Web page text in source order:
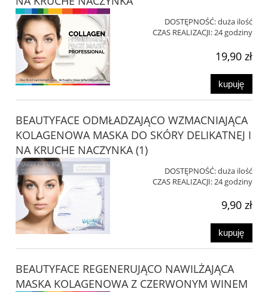
DOSTĘPNOŚĆ:duża ilość
CZAS REALIZACJI:24 godziny
19,90 zł
kupuję
BEAUTYFACE ODMŁADZAJĄCO WZMACNIAJĄCA
KOLAGENOWA MASKA DO SKÓRY DELIKATNEJ I
NA KRUCHE NACZYNKA (1)
DOSTĘPNOŚĆ:duża ilość
CZAS REALIZACJI:24 godziny
9,90 zł
kupuję
BEAUTYFACE REGENERUJĄCO NAWILŻAJĄCA
MASKA KOLAGENOWA Z CZERWONYM WINEM